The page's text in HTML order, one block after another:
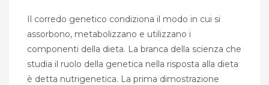
Il corredo genetico condiziona il modo in cui si
assorbono, metabolizzano e utilizzano i
componenti della dieta. La branca della scienza che
studia il ruolo della genetica nella risposta alla dieta
è detta nutrigenetica. La prima dimostrazione